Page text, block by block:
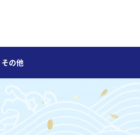
その他